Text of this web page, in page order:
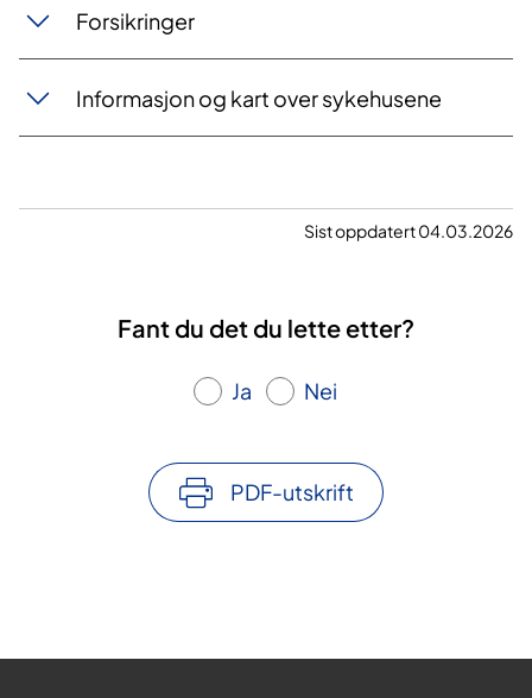
Forsikringer
Informasjon og kart over sykehusene
Sist oppdatert 04.03.2026
Fant du det du lette etter?
Ja Nei
PDF-utskrift